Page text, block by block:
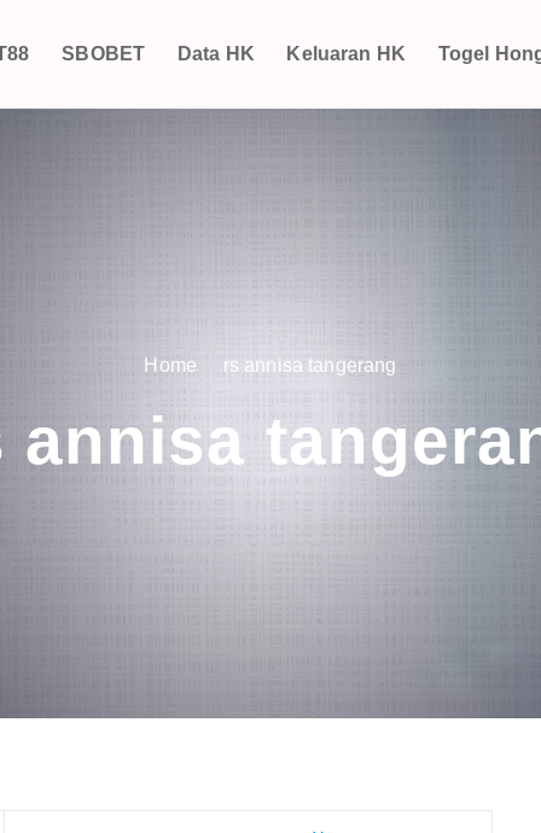
SBOBET Data HK Keluaran HK Togel
Home rs annisa tangerang
annisa